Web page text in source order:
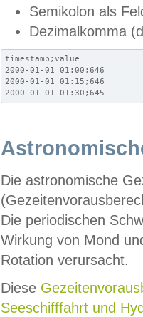
Semikolon als
Dezimalkomma
timestamp;value
2000-01-01 01:00;646
2000-01-01 01:15;646
2000-01-01 01:30;645
Die astronomische
Die periodischen
Wirkung von Mond
Rotation verursacht.
Diese
Seeschifffahrt und